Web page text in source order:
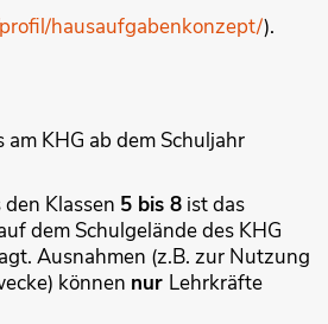
hausaufgabenkonzept/).
KHG ab dem Schuljahr
Klassen 5 bis 8ist das
dem Schulgelände des KHG
Ausnahmen (z.B. zur Nutzung
können nur Lehrkräfte